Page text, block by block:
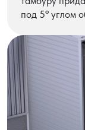
под 5º углом